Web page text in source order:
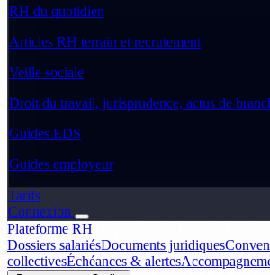
RH du quotidien
Articles RH terrain et recrutement
Veille sociale
Droit du travail, jurisprudence, actus de
Guides EDS
Guides employeur
Tarifs
Connexion
Plateforme RH
Dossiers salariésDocuments juridiques
collectivesÉchéances & alertes